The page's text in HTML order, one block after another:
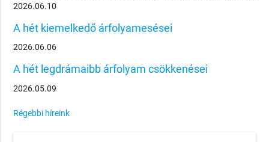
2026.06.10
A hét kiemelkedő árfolyamesései
2026.06.06
A hét legdrámaibb árfolyam csökkenései
2026.05.09
Régebbi híreink